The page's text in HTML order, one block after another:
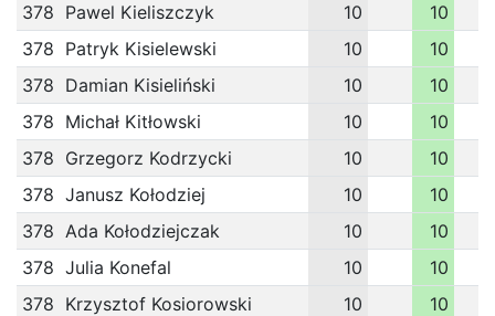
378 Pawel Kieliszczyk 10
10
378 Patryk Kisielewski 10
10
378 Damian Kisieliński 10
10
378 Michał Kitłowski 10
10
378 Grzegorz Kodrzycki 10
10
378 Janusz Kołodziej 10
10
378 Ada Kołodziejczak 10
10
378 Julia Konefal 10
10
378 Krzysztof Kosiorowski 10
10